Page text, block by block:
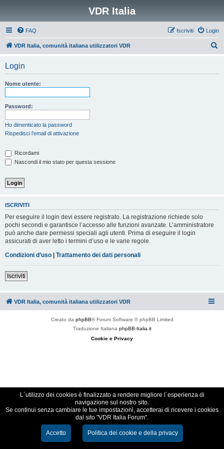
VDR Italia
FAQ Login
Iscriviti
VDR Italia, comunità italiana utilizzatori VDR
Login
Nome utente:
Password:
Ho dimenticato la password
Rispedisci l’email di attivazione
Ricordami
Nascondi il mio stato per questa sessione
ISCRIVITI
Per eseguire il login devi essere registrato. La registrazione richiede solo
pochi secondi e garantisce l’accesso alle funzioni avanzate. L’amministratore
può anche dare permessi speciali agli utenti. Prima di eseguire il login
assicurati di aver letto i termini d’uso e le varie regole.
Condizioni d’uso | Trattamento dei dati personali
Iscriviti
VDR Italia, comunità italiana utilizzatori VDR
Creato da phpBB® Forum Software © phpBB Limited
Traduzione Italiana phpBB-Italia.it
Cookie e Privacy
L´utilizzo dei cookies è finalizzato a rendere migliore l´esperienza di
navigazione sul nostro sito.
Se continui senza cambiare le tue impostazioni, accetterai di ricevere i cookies
dal sito "VDR Italia Forum".
Accetto Politica dei cookie e della privacy